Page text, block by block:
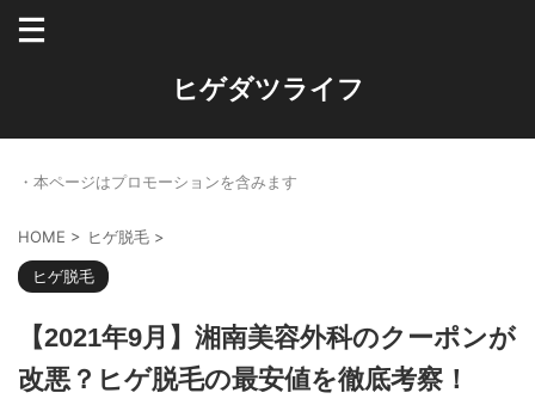
ヒゲダツライフ
・本ページはプロモーションを含みます
HOME > ヒゲ脱毛 >
ヒゲ脱毛
【2021年9月】湘南美容外科のクーポンが
改悪？ヒゲ脱毛の最安値を徹底考察！